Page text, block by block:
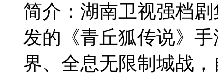
简介： 湖南卫视强档
发的《青丘狐传说》
界、全息无限制城战